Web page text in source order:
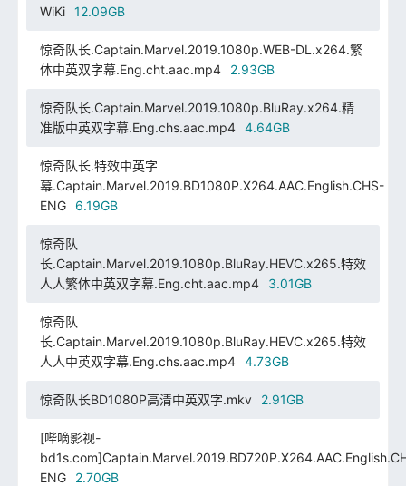
WiKi
12.09GB
惊奇队长.Captain.Marvel.2019.1080p.WEB-DL.x264.繁
体中英双字幕.Eng.cht.aac.mp4
2.93GB
惊奇队长.Captain.Marvel.2019.1080p.BluRay.x264.精
准版中英双字幕.Eng.chs.aac.mp4
4.64GB
惊奇队长.特效中英字
幕.Captain.Marvel.2019.BD1080P.X264.AAC.English.CHS-
ENG
6.19GB
惊奇队
长.Captain.Marvel.2019.1080p.BluRay.HEVC.x265.特效
人人繁体中英双字幕.Eng.cht.aac.mp4
3.01GB
惊奇队
长.Captain.Marvel.2019.1080p.BluRay.HEVC.x265.特效
人人中英双字幕.Eng.chs.aac.mp4
4.73GB
惊奇队长BD1080P高清中英双字.mkv 2.91GB
[哔嘀影视-
ENG
2.70GB